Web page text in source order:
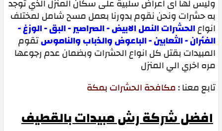
وليس لها اى اعراض سلبية على سكان المنزل الذي توجد
به حشرات ونحن نقوم بدورنا بعمل مسح شامل لمختلف
انواعالحشرات النمل الابيض - الصراصير - البق - الوزغ -
الفئران - الثعابين - الباعوض والذباب والناموستقوم
المبيدات بقتل كل انواع الحشرات وبضمان عدم رجوعها
مره اخري الي المنزل
تابع معنا :مكافحة الحشرات بمكة
افضل شركة رش مبيدات بالقطيف